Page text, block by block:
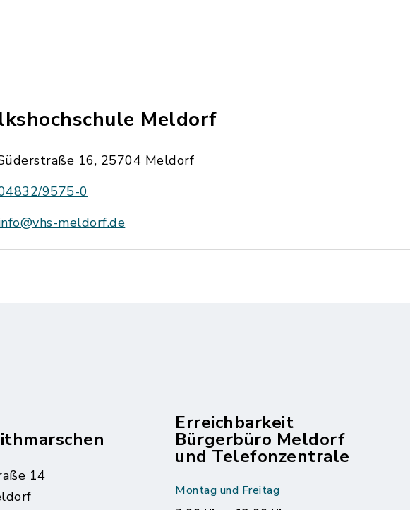
Meldorf
16, 25704 Meldorf
9575-0
meldorf.de
14
Erreichbarkeit
Bürgerbüro Meldorf
und Telefonzentrale
Montag und Freitag